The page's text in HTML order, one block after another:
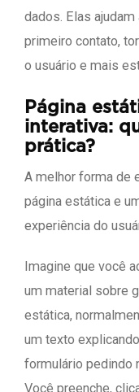
dados. Elas
primeiro contato,
o usuário e mais
Página
interativa:
prática?
A melhor forma de
página estática e
experiência do
Imagine que você
um material sobre
estática,
um texto
formulário pedindo
Você preenche,